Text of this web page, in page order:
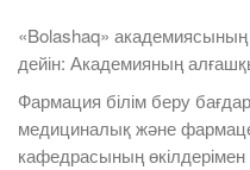
«Bolashaq» академиясының
дейін: Академияның
Фармация білім беру
медициналық және
кафедрасының өкілдерімен